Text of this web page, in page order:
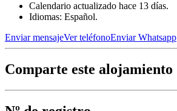
Calendario actualizado hace 13 días.
Idiomas: Español.
Enviar mensajeVer teléfonoEnviar Whatsapp
Comparte este alojamiento